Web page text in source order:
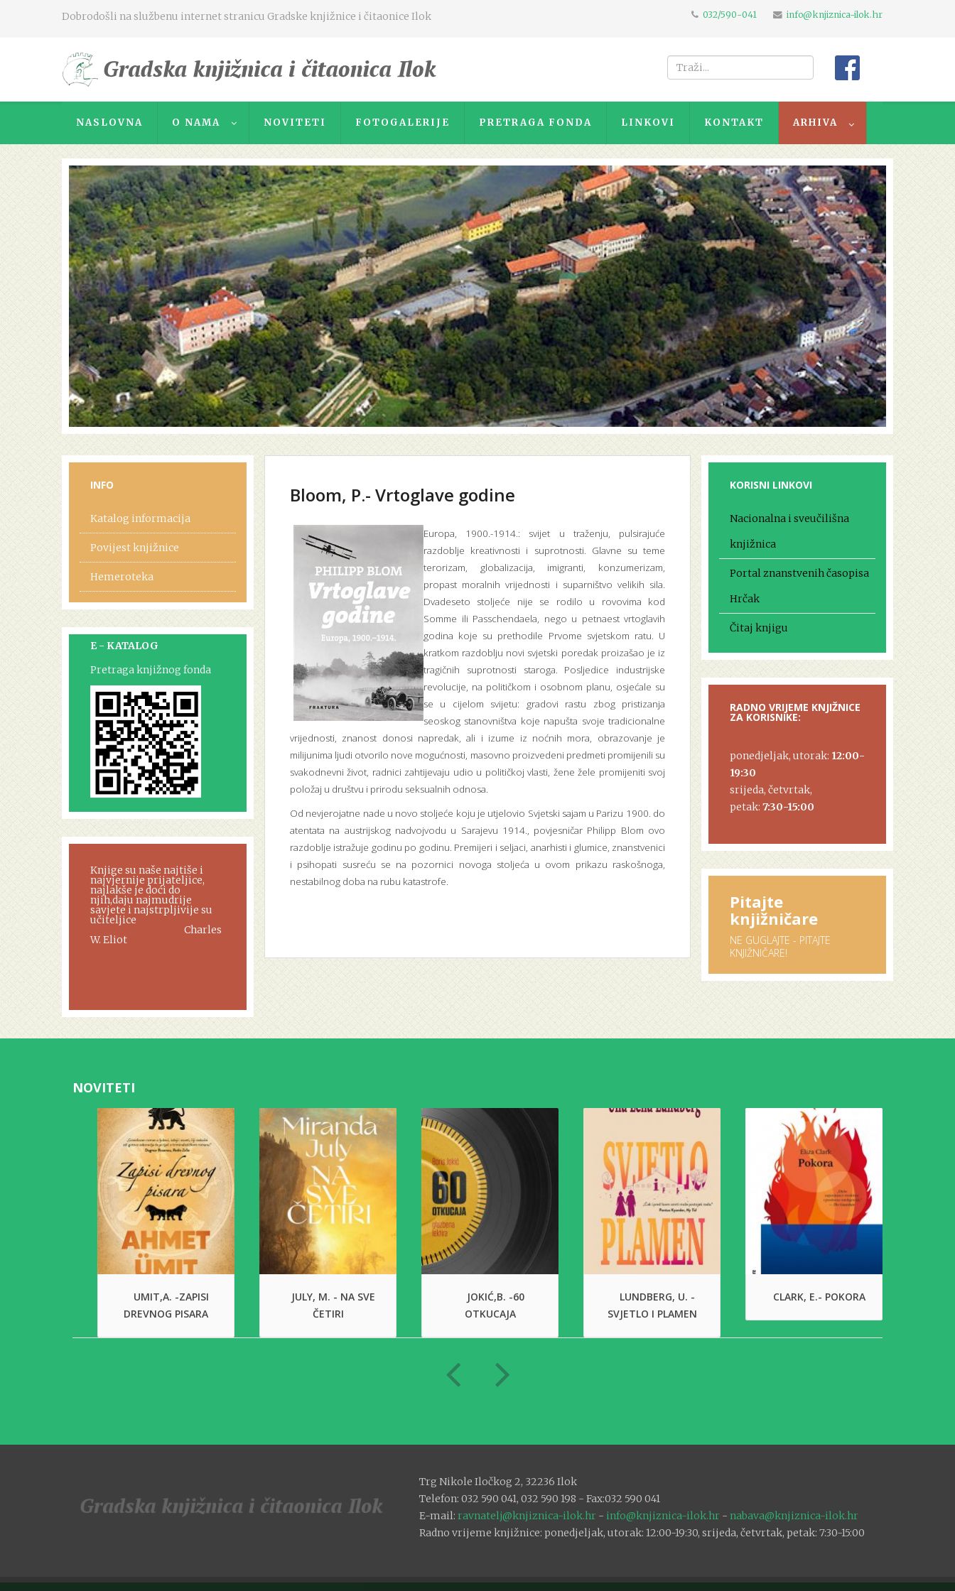
Dobrodošli na službenu internet stranicu Gradske knjižnice i čitaonice Ilok 032/590-041 info@knjiznica-ilok.hr
NASLOVNA O NAMA NOVITETI FOTOGALERIJE PRETRAGA FONDA LINKOVI KONTAKT ARHIVA
INFO
Katalog informacija
Povijest knjižnice
Hemeroteka
E - KATALOG
Pretraga knjižnog fonda
Knjige su naše najtiše i
najvjernije prijateljice,
najlakše je doći do
njih,daju najmudrije
savjete i najstrpljivije su
učiteljice
Charles
W. Eliot
Bloom, P.- Vrtoglave godine
Europa, 1900.-1914.: svijet u traženju, pulsirajuće
razdoblje kreativnosti i suprotnosti. Glavne su teme
terorizam, globalizacija, imigranti, konzumerizam,
propast moralnih vrijednosti i suparništvo velikih sila.
Dvadeseto stoljeće nije se rodilo u rovovima kod
Somme ili Passchendaela, nego u petnaest vrtoglavih
godina koje su prethodile Prvome svjetskom ratu. U
kratkom razdoblju novi svjetski poredak proizašao je iz
tragičnih suprotnosti staroga. Posljedice industrijske
revolucije, na političkom i osobnom planu, osjećale su
se u cijelom svijetu: gradovi rastu zbog pristizanja
seoskog stanovništva koje napušta svoje tradicionalne
vrijednosti, znanost donosi napredak, ali i izume iz noćnih mora, obrazovanje je
milijunima ljudi otvorilo nove mogućnosti, masovno proizvedeni predmeti promijenili su
svakodnevni život, radnici zahtijevaju udio u političkoj vlasti, žene žele promijeniti svoj
položaj u društvu i prirodu seksualnih odnosa.
Od nevjerojatne nade u novo stoljeće koju je utjelovio Svjetski sajam u Parizu 1900. do
atentata na austrijskog nadvojvodu u Sarajevu 1914., povjesničar Philipp Blom ovo
razdoblje istražuje godinu po godinu. Premijeri i seljaci, anarhisti i glumice, znanstvenici
i psihopati susreću se na pozornici novoga stoljeća u ovom prikazu raskošnoga,
nestabilnog doba na rubu katastrofe.
KORISNI LINKOVI
Nacionalna i sveučilišna
knjižnica
Portal znanstvenih časopisa
Hrčak
Čitaj knjigu
RADNO VRIJEME KNJIŽNICE
ZA KORISNIKE:
ponedjeljak, utorak: 12:00-
19:30
srijeda, četvrtak,
petak: 7:30-15:00
Pitajte
knjižničare
NE GUGLAJTE - PITAJTE
KNJIŽNIČARE!
NOVITETI
UMIT,A. -ZAPISI
DREVNOG PISARA
JULY, M. - NA SVE
ČETIRI
JOKIĆ,B. -60
OTKUCAJA
LUNDBERG, U. -
SVJETLO I PLAMEN
CLARK, E.- POKORA
Trg Nikole Iločkog 2, 32236 Ilok
Telefon: 032 590 041, 032 590 198 - Fax:032 590 041
E-mail: ravnatelj@knjiznica-ilok.hr - info@knjiznica-ilok.hr - nabava@knjiznica-ilok.hr
Radno vrijeme knjižnice: ponedjeljak, utorak: 12:00-19:30, srijeda, četvrtak, petak: 7:30-15:00